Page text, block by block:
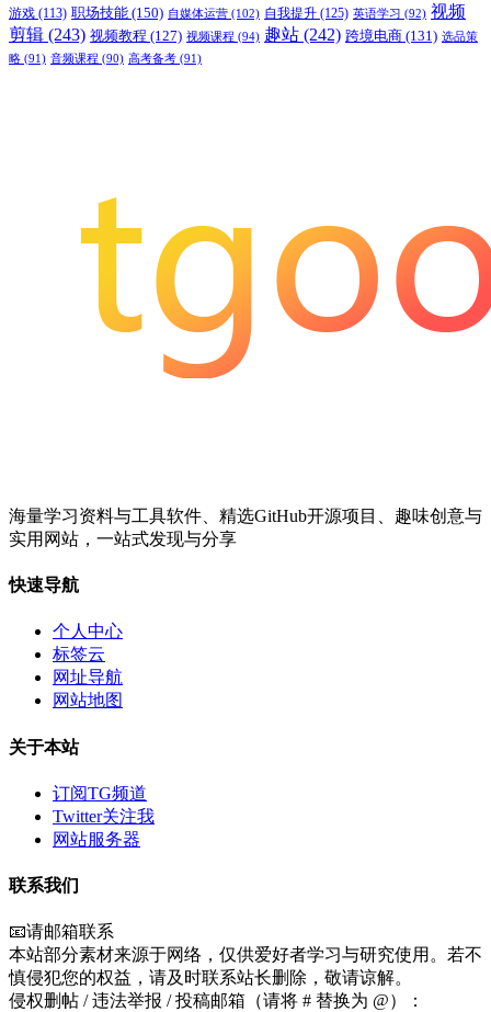
游戏 (113) 职场技能 (150) 自媒体运营 (102) 自我提升 (125) 英语学习 (92) 视频
剪辑 (243) 视频教程 (127) 视频课程 (94) 趣站 (242) 跨境电商 (131) 选品策
略 (91) 音频课程 (90) 高考备考 (91)
海量学习资料与工具软件、精选GitHub开源项目、趣味创意与
实用网站，一站式发现与分享
快速导航
个人中心
标签云
网址导航
网站地图
关于本站
订阅TG频道
Twitter关注我
网站服务器
联系我们
📧请邮箱联系
本站部分素材来源于网络，仅供爱好者学习与研究使用。若不
慎侵犯您的权益，请及时联系站长删除，敬请谅解。
侵权删帖 / 违法举报 / 投稿邮箱（请将 # 替换为 @）：